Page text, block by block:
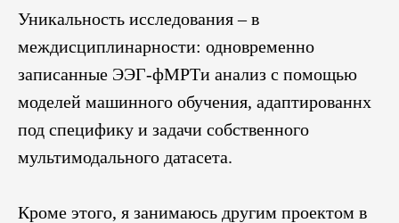
Уникальность исследования – в
междисциплинарности: одновременно
записанные ЭЭГ-фМРТи анализ с помощью
моделей машинного обучения, адаптированнх
под специфику и задачи собственного
мультимодального датасета.
​Кроме этого, я занимаюсь другим проектом в